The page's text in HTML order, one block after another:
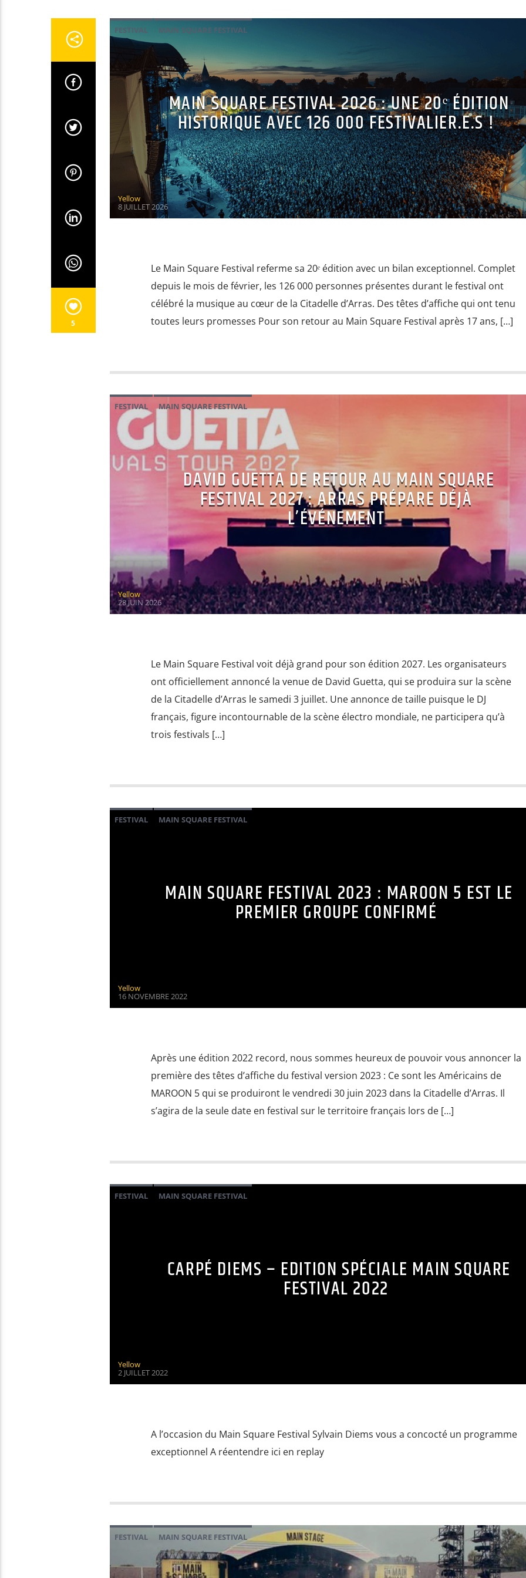
5
FESTIVAL MAIN SQUARE FESTIVAL
MAIN SQUARE FESTIVAL 2026 : UNE 20ᵉ ÉDITION
HISTORIQUE AVEC 126 000 FESTIVALIER.E.S !
Yellow
8 JUILLET 2026
Le Main Square Festival referme sa 20ᵉ édition avec un bilan exceptionnel. Complet
depuis le mois de février, les 126 000 personnes présentes durant le festival ont
célébré la musique au cœur de la Citadelle d’Arras. Des têtes d’affiche qui ont tenu
toutes leurs promesses Pour son retour au Main Square Festival après 17 ans, […]
FESTIVAL MAIN SQUARE FESTIVAL
DAVID GUETTA DE RETOUR AU MAIN SQUARE
FESTIVAL 2027 : ARRAS PRÉPARE DÉJÀ
L’ÉVÉNEMENT
Yellow
28 JUIN 2026
Le Main Square Festival voit déjà grand pour son édition 2027. Les organisateurs
ont officiellement annoncé la venue de David Guetta, qui se produira sur la scène
de la Citadelle d’Arras le samedi 3 juillet. Une annonce de taille puisque le DJ
français, figure incontournable de la scène électro mondiale, ne participera qu’à
trois festivals […]
FESTIVAL MAIN SQUARE FESTIVAL
MAIN SQUARE FESTIVAL 2023 : MAROON 5 EST LE
PREMIER GROUPE CONFIRMÉ
Yellow
16 NOVEMBRE 2022
Après une édition 2022 record, nous sommes heureux de pouvoir vous annoncer la
première des têtes d’affiche du festival version 2023 : Ce sont les Américains de
MAROON 5 qui se produiront le vendredi 30 juin 2023 dans la Citadelle d’Arras. Il
s’agira de la seule date en festival sur le territoire français lors de […]
FESTIVAL MAIN SQUARE FESTIVAL
CARPÉ DIEMS – EDITION SPÉCIALE MAIN SQUARE
FESTIVAL 2022
Yellow
2 JUILLET 2022
A l’occasion du Main Square Festival Sylvain Diems vous a concocté un programme
exceptionnel A réentendre ici en replay
FESTIVAL MAIN SQUARE FESTIVAL